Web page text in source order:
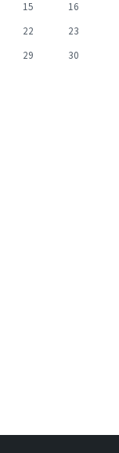
15
16
22
23
29
30